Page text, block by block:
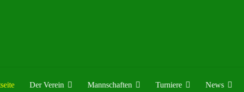
Der Verein Mannschaften Turniere News